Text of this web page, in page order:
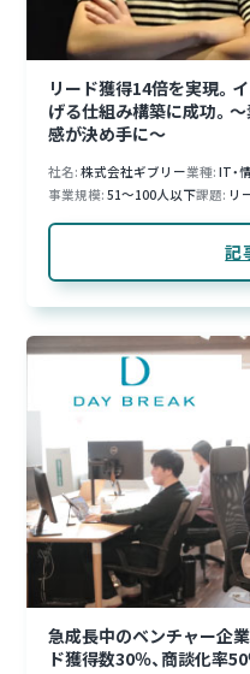
リード獲得14倍を実現。
げる仕組み構築に成功。
感が決め手に〜
社名 株式会社ギブリー業種 IT・
事業規模 51～100人以下課題 リ
記
急成長中のベンチャー企
ド獲得数30％、商談化率